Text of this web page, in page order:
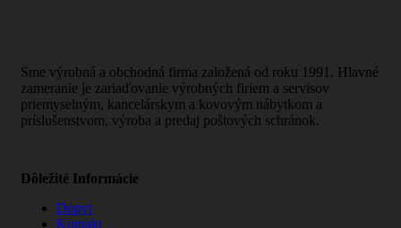
Sme výrobná a obchodná firma založená od roku 1991. Hlavné
zameranie je zariaďovanie výrobných firiem a servisov
priemyselným, kancelárskym a kovovým nábytkom a
príslušenstvom, výroba a predaj poštových schránok.
Dôležité Informácie
Dopyt
Kontakt